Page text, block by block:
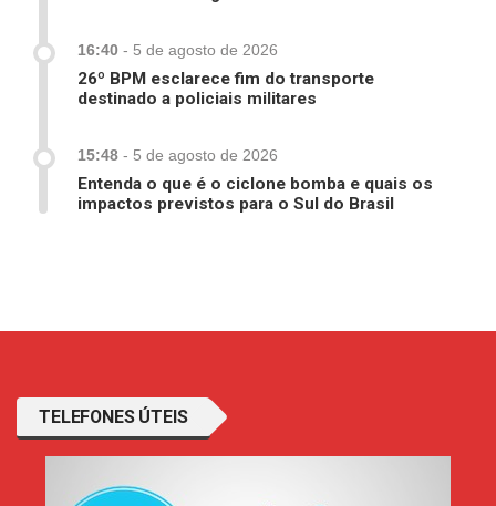
16:40 - 5 de agosto de 2026
26º BPM esclarece fim do transporte
destinado a policiais militares
15:48 - 5 de agosto de 2026
Entenda o que é o ciclone bomba e quais os
impactos previstos para o Sul do Brasil
TELEFONES ÚTEIS